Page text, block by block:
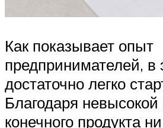
Как показывает опыт
предпринимателей, в
достаточно легко
Благодаря
конечного продукта